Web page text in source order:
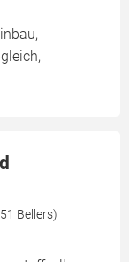
Bellers)